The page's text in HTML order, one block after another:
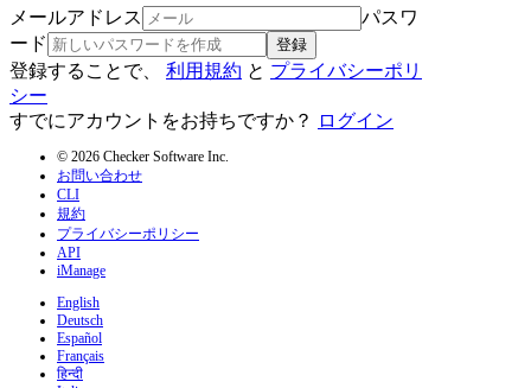
メールアドレス
パスワ
ード
登録
登録することで、 利用規約 と プライバシーポリ
シー
すでにアカウントをお持ちですか？
ログイン
© 2026 Checker Software Inc.
お問い合わせ
CLI
規約
プライバシーポリシー
API
iManage
English
Deutsch
Español
Français
हिन्दी